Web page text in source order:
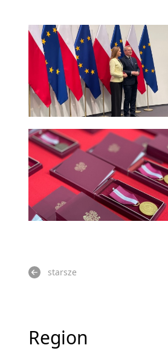
starsze
Region